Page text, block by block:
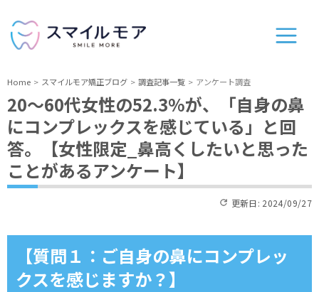
Home スマイルモア矯正ブログ 調査記事一覧 アンケート調査
20～60代女性の52.3%が、「自身の鼻
にコンプレックスを感じている」と回
答。【女性限定_鼻高くしたいと思った
ことがあるアンケート】
更新日: 2024/09/27
【質問１：ご自身の鼻にコンプレッ
クスを感じますか？】